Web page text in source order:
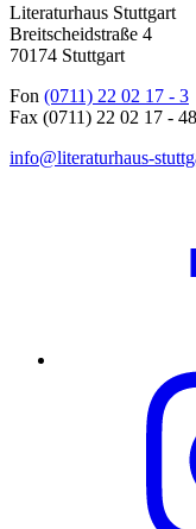
Literaturhaus Stuttgart
Breitscheidstraße 4
70174 Stuttgart
Fon (0711) 22 02 17 - 3
Fax (0711) 22 02 17 - 48
info@literaturhaus-